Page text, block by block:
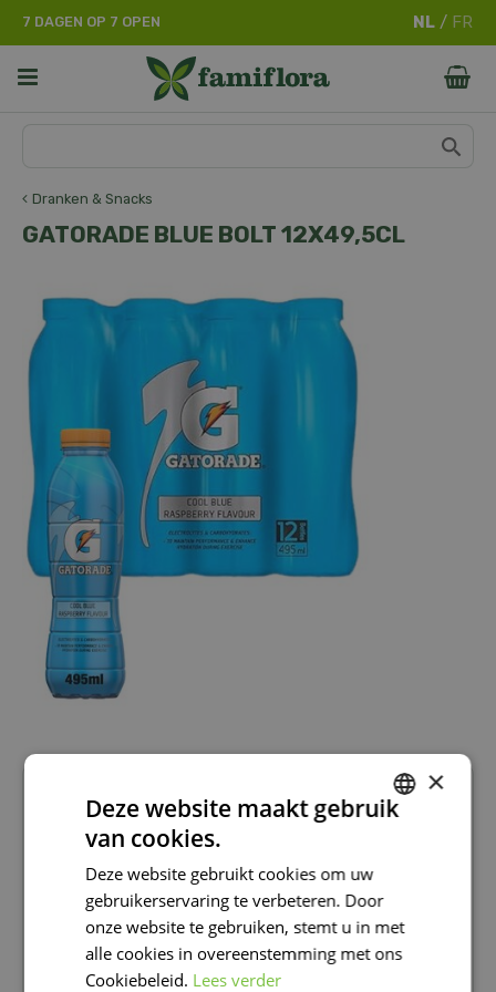
Dranken & Snacks
7 DAGEN OP 7 OPEN
GATORADE BLUE BOLT 12X49,5CL
99
Beschikbaar in
Famiflora De Panne
Onze Happy Deals zijn extra laag geprijsd
Verkrijgbaar in onze winkels in Moeskroen en De
×
Deze website maakt gebruik
van cookies.
Deze website gebruikt cookies om uw
gebruikerservaring te verbeteren. Door
onze website te gebruiken, stemt u in met
alle cookies in overeenstemming met ons
Cookiebeleid. Lees verder